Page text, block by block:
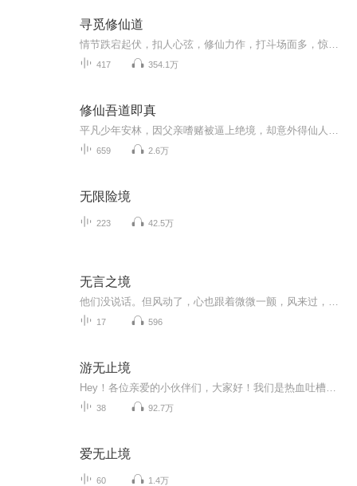
寻觅修仙道
417 354.1万
修仙吾道即真
659 2.6万
无限险境
223 42.5万
无言之境
17 596
游无止境
38 92.7万
爱无止境
60 1.4万